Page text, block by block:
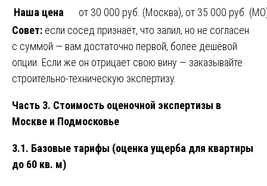
Наша цена
от 30 000 руб. (Москва), от 35 000 руб.
Совет: если сосед признаёт, что залил, но не согласен
с суммой — вам достаточно первой, более дешёвой
опции. Если же он отрицает свою вину — заказывайте
строительно-техническую экспертизу.
Часть 3. Стоимость оценочной экспертизы в
Москве и Подмосковье
3.1. Базовые тарифы (оценка ущерба для квартиры
до 60 кв. м)